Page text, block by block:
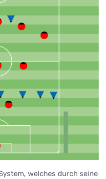
welches durch seine